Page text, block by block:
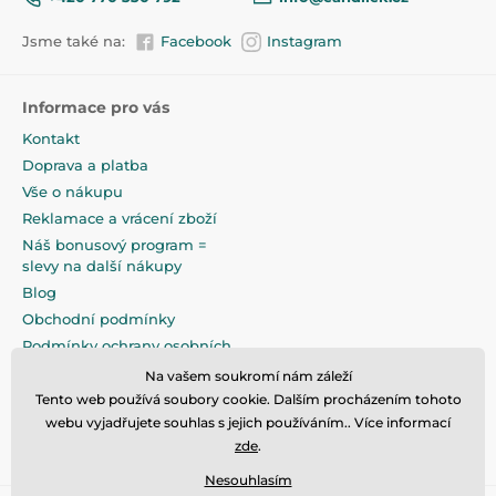
Jsme také na: Facebook Instagram
Informace pro vás
Kontakt
Doprava a platba
Vše o nákupu
Reklamace a vrácení zboží
Náš bonusový program =
slevy na další nákupy
Blog
Obchodní podmínky
Podmínky ochrany osobních
Na pečlivé zabalení klademe
maximální důraz
Na vašem soukromí nám záleží
Tento web používá soubory cookie. Dalším procházením tohoto
webu vyjadřujete souhlas s jejich používáním.. Více informací
zde.
Nesouhlasím